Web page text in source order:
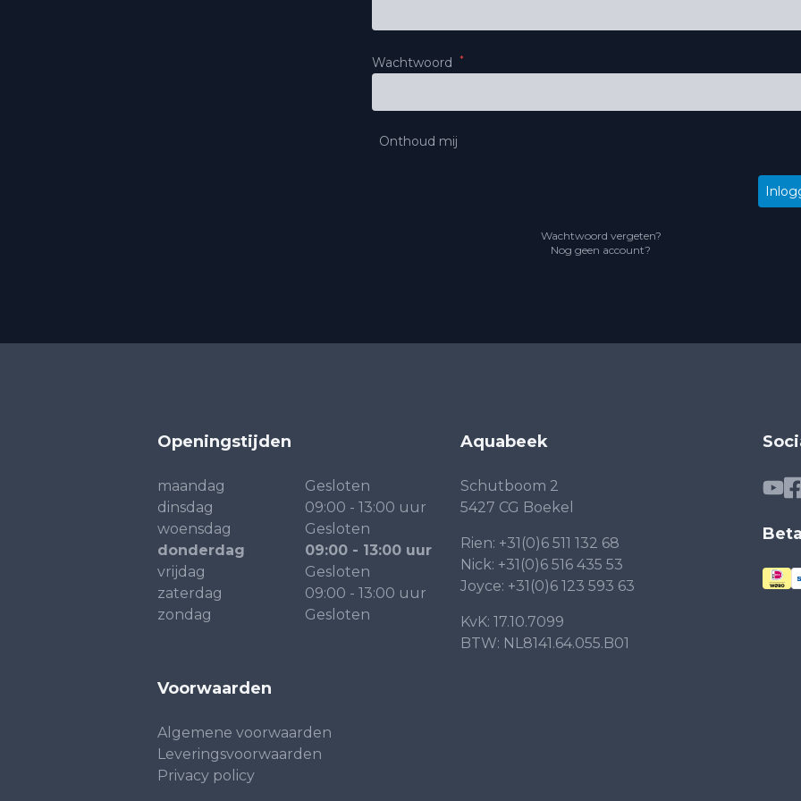
Wachtwoord *
Onthoud mij
Wachtwoord vergeten?
Nog geen account?
Openingstijden
maandag
Gesloten
dinsdag
09:00 - 13:00 uur
woensdag
Gesloten
donderdag
09:00 - 13:00 uur
vrijdag
Gesloten
zaterdag
09:00 - 13:00 uur
zondag
Gesloten
Aquabeek
Schutboom 2
5427 CG Boekel
Rien: +31(0)6 511 132 68
Nick: +31(0)6 516 435 53
Joyce: +31(0)6 123 593 63
KvK: 17.10.7099
BTW: NL8141.64.055.B01
Voorwaarden
Algemene voorwaarden
Leveringsvoorwaarden
Privacy policy